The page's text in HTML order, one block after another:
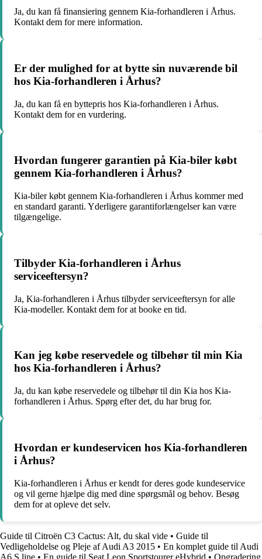
Ja, du kan få finansiering gennem Kia-forhandleren i Århus.
Kontakt dem for mere information.
Er der mulighed for at bytte sin nuværende bil
hos Kia-forhandleren i Århus?
Ja, du kan få en byttepris hos Kia-forhandleren i Århus.
Kontakt dem for en vurdering.
Hvordan fungerer garantien på Kia-biler købt
gennem Kia-forhandleren i Århus?
Kia-biler købt gennem Kia-forhandleren i Århus kommer med
en standard garanti. Yderligere garantiforlængelser kan være
tilgængelige.
Tilbyder Kia-forhandleren i Århus
serviceeftersyn?
Ja, Kia-forhandleren i Århus tilbyder serviceeftersyn for alle
Kia-modeller. Kontakt dem for at booke en tid.
Kan jeg købe reservedele og tilbehør til min Kia
hos Kia-forhandleren i Århus?
Ja, du kan købe reservedele og tilbehør til din Kia hos Kia-
forhandleren i Århus. Spørg efter det, du har brug for.
Hvordan er kundeservicen hos Kia-forhandleren
i Århus?
Kia-forhandleren i Århus er kendt for deres gode kundeservice
og vil gerne hjælpe dig med dine spørgsmål og behov. Besøg
dem for at opleve det selv.
Guide til Citroën C3 Cactus: Alt, du skal vide • Guide til
Vedligeholdelse og Pleje af Audi A3 2015 • En komplet guide til Audi
A6 S line • En guide til Seat Leon Sportstourer eHybrid • Opgradering